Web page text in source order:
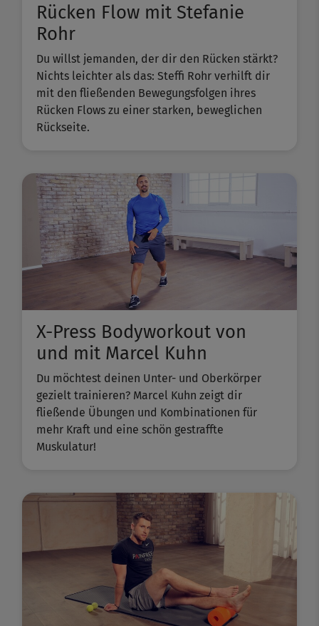
Rücken Flow mit Stefanie
Rohr
Du willst jemanden, der dir den Rücken stärkt?
Nichts leichter als das: Steffi Rohr verhilft dir
mit den fließenden Bewegungsfolgen ihres
Rücken Flows zu einer starken, beweglichen
Rückseite.
X-Press Bodyworkout von
und mit Marcel Kuhn
Du möchtest deinen Unter- und Oberkörper
gezielt trainieren? Marcel Kuhn zeigt dir
fließende Übungen und Kombinationen für
mehr Kraft und eine schön gestraffte
Muskulatur!